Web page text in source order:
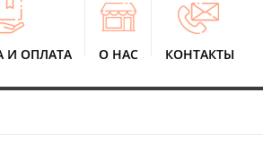
И ОПЛАТА О НАС КОНТАКТЫ